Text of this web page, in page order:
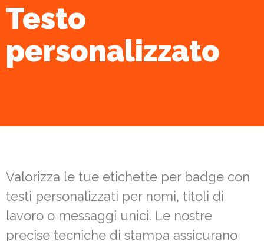
Valorizza le tue etichette per badge con
testi personalizzati per nomi, titoli di
lavoro o messaggi unici. Le nostre
precise tecniche di stampa assicurano
Testo
personalizzato